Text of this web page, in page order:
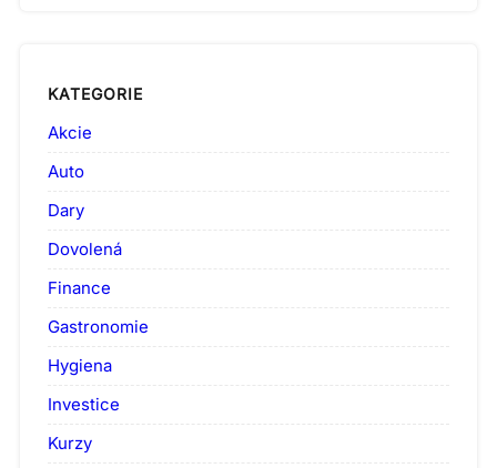
KATEGORIE
Akcie
Auto
Dary
Dovolená
Finance
Gastronomie
Hygiena
Investice
Kurzy